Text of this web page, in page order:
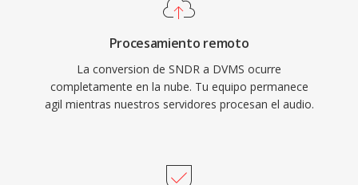
Procesamiento remoto
La conversion de SNDR a DVMS ocurre
completamente en la nube. Tu equipo permanece
agil mientras nuestros servidores procesan el audio.